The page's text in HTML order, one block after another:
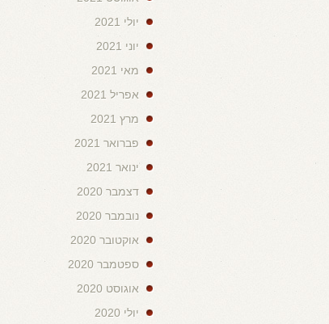
יולי 2021
יוני 2021
מאי 2021
אפריל 2021
מרץ 2021
פברואר 2021
ינואר 2021
דצמבר 2020
נובמבר 2020
אוקטובר 2020
ספטמבר 2020
אוגוסט 2020
יולי 2020